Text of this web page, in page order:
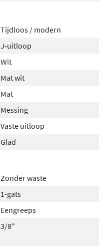
Tijdloos / modern
J-uitloop
Wit
Mat wit
Mat
Messing
Vaste uitloop
Glad
Zonder waste
1-gats
Eengreeps
3/8"